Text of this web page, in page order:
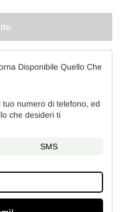
Disponibile Quello Che
numero di telefono, ed
che desideri ti
SMS